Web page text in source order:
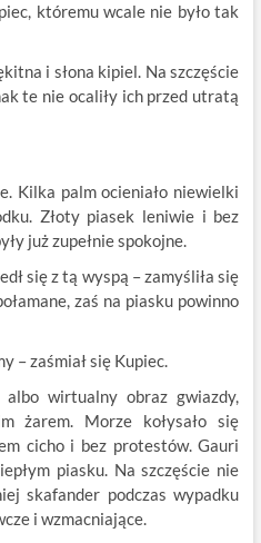
któremu wcale nie było tak
i słona kipiel. Na szczęście
te nie ocaliły ich przed utratą
Kilka palm ocieniało niewielki
Złoty piasek leniwie i bez
już zupełnie spokojne.
się z tą wyspą – zamyśliła się
zaś na piasku powinno
– zaśmiał się Kupiec.
wirtualny obraz gwiazdy,
żarem. Morze kołysało się
cicho i bez protestów. Gauri
piasku. Na szczęście nie
skafander podczas wypadku
i wzmacniające.